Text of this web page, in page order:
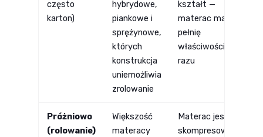
często
karton)
hybrydowe,
piankowe i
sprężynowe,
których
konstrukcja
uniemożliwia
zrolowanie
kształt —
materac ma
pełnię
właściwości od
razu
Próżniowo
(rolowanie)
Większość
materacy
Materac jest
skompresowany